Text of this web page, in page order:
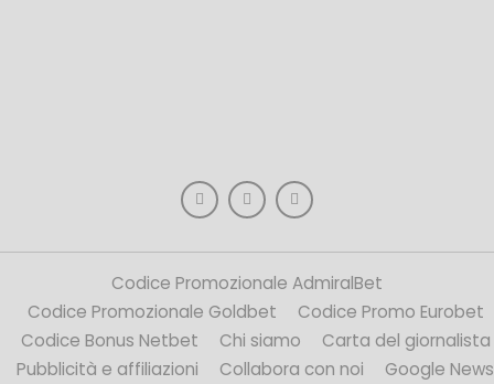
Codice Promozionale AdmiralBet
Codice Promozionale Goldbet
Codice Promo Eurobet
Codice Bonus Netbet
Chi siamo
Carta del giornalista
Pubblicità e affiliazioni
Collabora con noi
Google News